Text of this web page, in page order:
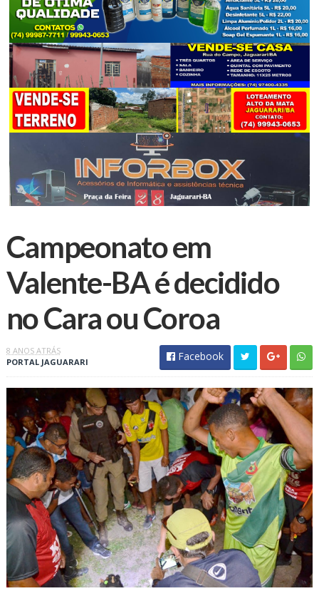
Campeonato em
Valente-BA é decidido
no Cara ou Coroa
8 ANOS ATRÁS
PORTAL JAGUARARI
Facebook